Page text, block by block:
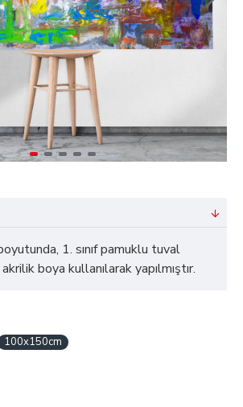
1. sınıf pamuklu tuval
boya kullanılarak yapılmıştır.
100x150cm